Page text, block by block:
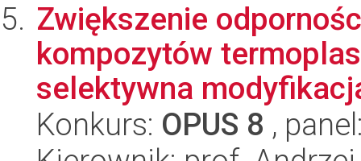
Zwiększenie
kompozytów
selektywna
Konkurs: OPUS 8 ,